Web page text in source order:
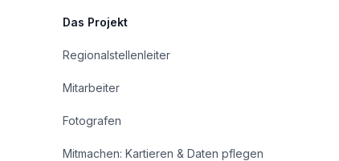
Das Projekt
Regionalstellenleiter
Mitarbeiter
Fotografen
Mitmachen: Kartieren & Daten pflegen